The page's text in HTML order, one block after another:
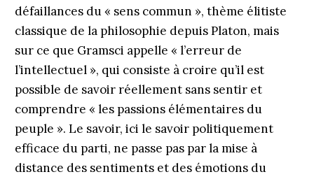
défaillances du « sens commun », thème élitiste
classique de la philosophie depuis Platon, mais
sur ce que Gramsci appelle « l’erreur de
l’intellectuel », qui consiste à croire qu’il est
possible de savoir réellement sans sentir et
comprendre « les passions élémentaires du
peuple ». Le savoir, ici le savoir politiquement
efficace du parti, ne passe pas par la mise à
distance des sentiments et des émotions du